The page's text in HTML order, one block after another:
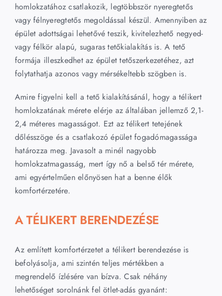
homlokzatához csatlakozik, legtöbbször nyeregtetős
vagy félnyeregtetős megoldással készül. Amennyiben az
épület adottságai lehetővé teszik, kivitelezhető negyed-
vagy félkör alapú, sugaras tetőkialakítás is. A tető
formája illeszkedhet az épület tetőszerkezetéhez, azt
folytathatja azonos vagy mérsékeltebb szögben is.
Amire figyelni kell a tető kialakításánál, hogy a télikert
homlokzatának mérete elérje az általában jellemző 2,1-
2,4 méteres magasságot. Ezt az télikert tetejének
dőlésszöge és a csatlakozó épület fogadómagassága
határozza meg. Javasolt a minél nagyobb
homlokzatmagasság, mert így nő a belső tér mérete,
ami egyértelműen előnyösen hat a benne élők
komfortérzetére.
A TÉLIKERT BERENDEZÉSE
Az említett komfortérzetet a télikert berendezése is
befolyásolja, ami szintén teljes mértékben a
megrendelő ízlésére van bízva. Csak néhány
lehetőséget sorolnánk fel ötlet-adás gyanánt: